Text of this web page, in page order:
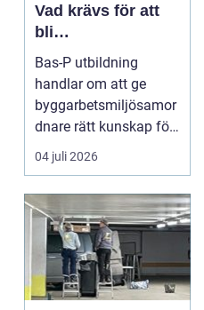
Vad krävs för att
bli
byggarbetsmiljösa
mordnare?
Bas-P utbildning
handlar om att ge
byggarbetsmiljösamor
dnare rätt kunskap för
att pla...
04 juli 2026